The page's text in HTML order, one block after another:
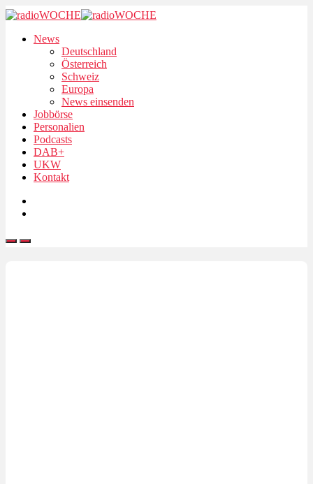
News
Deutschland
Österreich
Schweiz
Europa
News einsenden
Jobbörse
Personalien
Podcasts
DAB+
UKW
Kontakt